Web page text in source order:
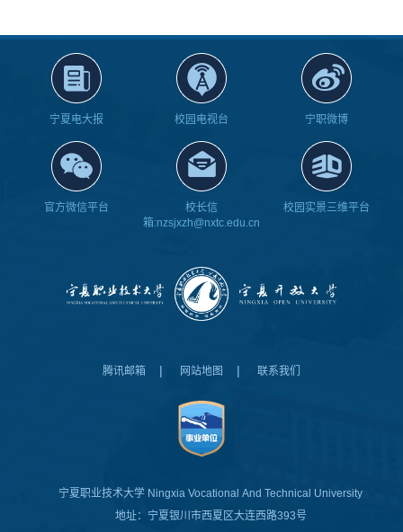
宁夏电大报 校园电视台 宁职微博
官方微信平台
校长信
箱:nzsjxzh@nxtc.edu.cn
校园实景三维平台
腾讯邮箱 | 网站地图 | 联系我们
宁夏职业技术大学 Ningxia Vocational And Technical University
地址：宁夏银川市西夏区大连西路393号